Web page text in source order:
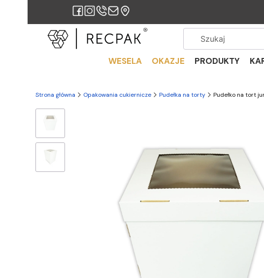
WESELA OKAZJE PRODUKTY
Strona główna Opakowania cukiernicze Pudełka na torty Pudełko na tort